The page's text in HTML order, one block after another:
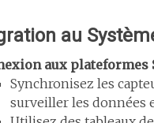
au
aux plateformes
Synchronisez les
surveiller les données